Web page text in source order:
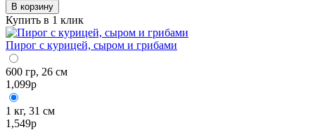
В корзину
Купить в 1 клик
Пирог с курицей, сыром и грибами
600 гр, 26 см
1,099р
1 кг, 31 см
1,549р